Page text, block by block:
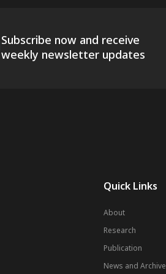
Subscribe now and receive
weekly newsletter updates
Quick Links
About
Research
Publication
News and Archive